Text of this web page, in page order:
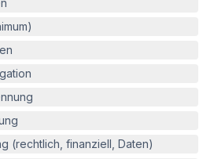
(rechtlich, finanziell, Daten)